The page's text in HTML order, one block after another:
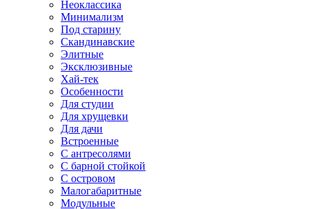
Неоклассика
Минимализм
Под старину
Скандинавские
Элитные
Эксклюзивные
Хай-тек
Особенности
Для студии
Для хрущевки
Для дачи
Встроенные
С антресолями
С барной стойкой
С островом
Малогабаритные
Модульные